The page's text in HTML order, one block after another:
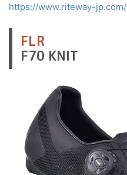
https://www.riteway-jp.com/
FLR
F70 KNIT